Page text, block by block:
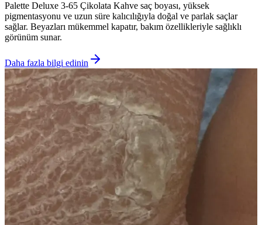
Palette Deluxe 3-65 Çikolata Kahve saç boyası, yüksek
pigmentasyonu ve uzun süre kalıcılığıyla doğal ve parlak saçlar
sağlar. Beyazları mükemmel kapatır, bakım özellikleriyle sağlıklı
görünüm sunar.
Daha fazla bilgi edinin